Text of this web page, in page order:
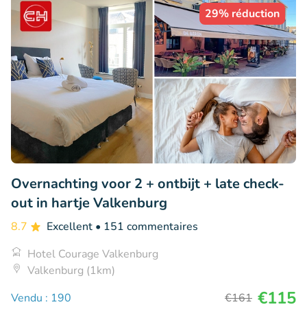
29% réduction
Overnachting voor 2 + ontbijt + late check-
out in hartje Valkenburg
8.7 Excellent • 151 commentaires
Hotel Courage Valkenburg
Valkenburg (1km)
Vendu : 190
€161 €115